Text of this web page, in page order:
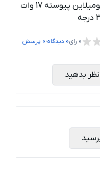
چراغ روکار لومیلاین پیوسته 17 وات
0 رای0 دیدگاه،0 پرسش
بدهید